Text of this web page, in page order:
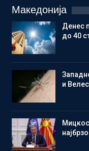
Македонија
Денес
до 40
и Велес